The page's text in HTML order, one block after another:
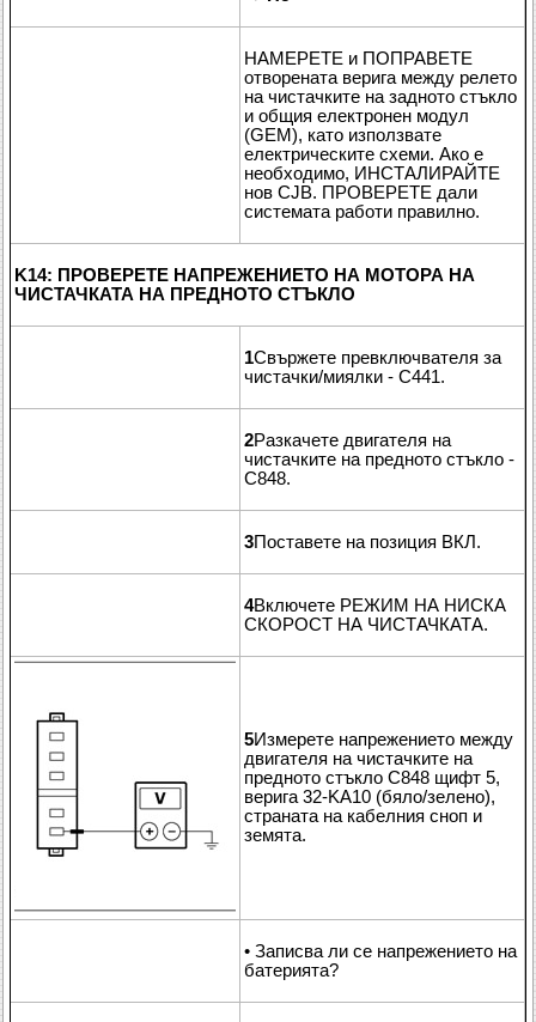
НАМЕРЕТЕ и ПОПРАВЕТЕ
отворената верига между релето
на чистачките на задното стъкло
и общия електронен модул
(GEM), като използвате
електрическите схеми. Ако е
необходимо, ИНСТАЛИРАЙТЕ
нов CJB. ПРОВЕРЕТЕ дали
системата работи правилно.
K14: ПРОВЕРЕТЕ НАПРЕЖЕНИЕТО НА МОТОРА НА
ЧИСТАЧКАТА НА ПРЕДНОТО СТЪКЛО
1Свържете превключвателя за
чистачки/миялки - C441.
2Разкачете двигателя на
чистачките на предното стъкло -
C848.
3Поставете на позиция ВКЛ.
4Включете РЕЖИМ НА НИСКА
СКОРОСТ НА ЧИСТАЧКАТА.
5Измерете напрежението между
двигателя на чистачките на
предното стъкло C848 щифт 5,
верига 32-KA10 (бяло/зелено),
страната на кабелния сноп и
земята.
• Записва ли се напрежението на
батерията?